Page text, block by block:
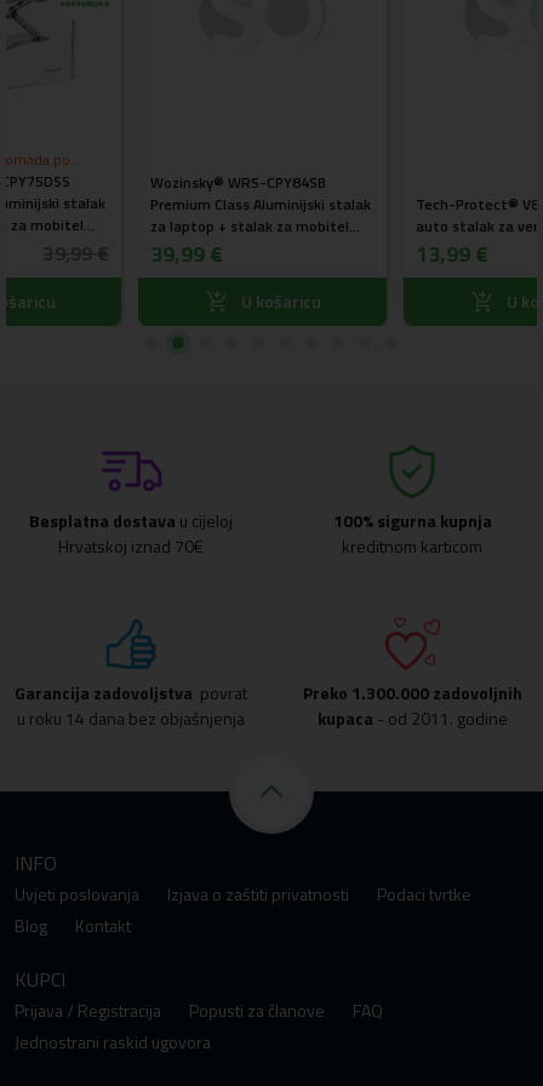
Wozinsky® WRS-CPY84SB
Premium Class Aluminijski stalak
za laptop + stalak za mobitel
Tech-Protect® V8 Univerzalni
auto stalak za ventilaciju
Besplatna dostava u cijeloj
Hrvatskoj iznad 70€
100% sigurna kupnja
kreditnom karticom
Garancija zadovoljstva povrat
u roku 14 dana bez objašnjenja
Preko 1.300.000 zadovoljnih
kupaca - od 2011. godine
INFO
Uvjeti poslovanja Izjava o zaštiti privatnosti
Podaci tvrtke
Blog
Kontakt
KUPCI
Prijava / Registracija Popusti za članove
FAQ
Jednostrani raskid ugovora